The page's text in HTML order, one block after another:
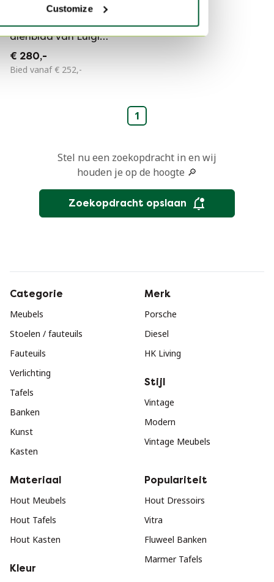
Customize
dienblad van Luigi
Massoni voor
Guzzini, Italië 1980
€ 280,-
Bied vanaf € 252,-
1
Stel nu een zoekopdracht in en wij
houden je op de hoogte 🔎
Zoekopdracht opslaan
Categorie
Meubels
Stoelen / fauteuils
Fauteuils
Verlichting
Tafels
Banken
Kunst
Kasten
Merk
Porsche
Diesel
HK Living
Stijl
Vintage
Modern
Vintage Meubels
Materiaal
Hout Meubels
Hout Tafels
Hout Kasten
Kleur
Populariteit
Hout Dressoirs
Vitra
Fluweel Banken
Marmer Tafels